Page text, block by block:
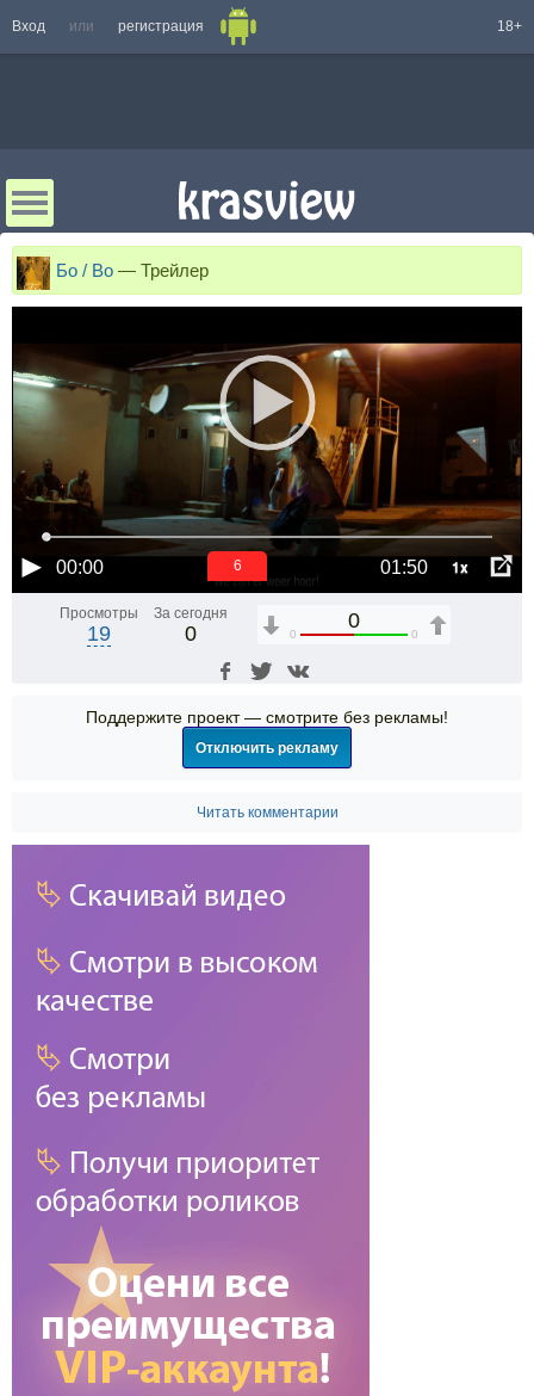
Вход или регистрация 18+
Бо / Bo — Трейлер
00:00 01:50 1x
6
Просмотры
19
За сегодня
0
0
0 0
Поддержите проект — смотрите без рекламы!
Отключить рекламу
Читать комментарии